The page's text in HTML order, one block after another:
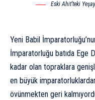
Eski Ahit’teki
Yeni Babil
İmparatorluğu batıda Ege
kadar olan topraklara
en büyük
övünmekten geri